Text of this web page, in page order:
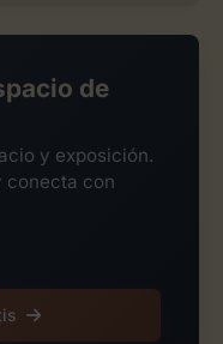
de
y exposición.
conecta con